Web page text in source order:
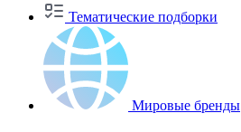
Тематические подборки
Мировые бренды